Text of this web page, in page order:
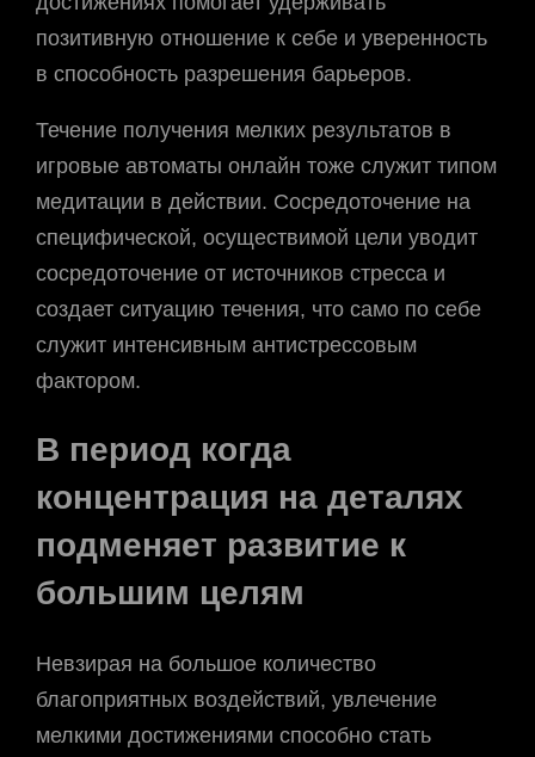
позитивную отношение к себе и уверенность
в способность разрешения барьеров.
Течение получения мелких результатов в
игровые автоматы онлайн тоже служит типом
медитации в действии. Сосредоточение на
специфической, осуществимой цели уводит
сосредоточение от источников стресса и
создает ситуацию течения, что само по себе
служит интенсивным антистрессовым
фактором.
В период когда
концентрация на деталях
подменяет развитие к
большим целям
Невзирая на большое количество
благоприятных воздействий, увлечение
мелкими достижениями способно стать